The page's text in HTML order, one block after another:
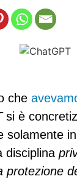
che
si è
solamente
disciplina
protezione